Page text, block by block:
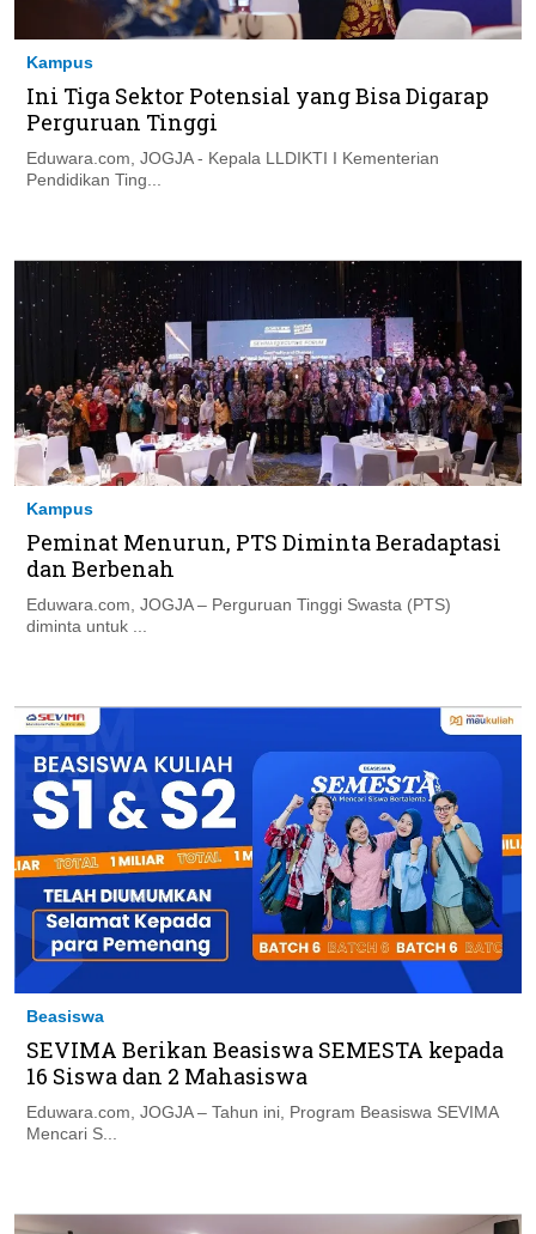
Kampus
Ini Tiga Sektor Potensial yang Bisa Digarap
Perguruan Tinggi
Eduwara.com, JOGJA - Kepala LLDIKTI I Kementerian
Pendidikan Ting...
Kampus
Peminat Menurun, PTS Diminta Beradaptasi
dan Berbenah
Eduwara.com, JOGJA – Perguruan Tinggi Swasta (PTS)
diminta untuk ...
Beasiswa
SEVIMA Berikan Beasiswa SEMESTA kepada
16 Siswa dan 2 Mahasiswa
Eduwara.com, JOGJA – Tahun ini, Program Beasiswa SEVIMA
Mencari S...